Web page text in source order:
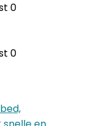
0
0